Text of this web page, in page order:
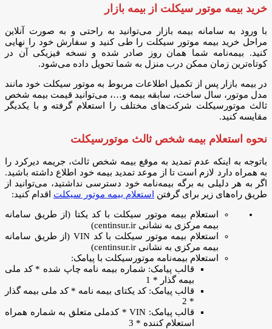
خرید بیمه موتور سیکلت از بیمه بازار
با ورود به سامانه بیمه بازار می‌توانید به راحتی و به صورت آنلاین
مراحل خرید بیمه موتور سیکلت را طی کنید و سفارش خود را نهایی
کنید. بیمه‌نامه شما همان روز صادر شده و نسخه فیزیکی آن در
کوتاه‌ترین زمان ممکن درب منزل به شما تحویل داده می‌شود.
در بیمه بازار پس از تکمیل اطلاعات مربوط به موتور سیکلت خود مانند
مدل موتور، سال ساخت، سابقه بیمه و…، می‌توانید قیمت بیمه شخص
ثالث موتورسیکلت شرکت‌های مختلف را استعلام گرفته و با یکدیگر
مقایسه کنید.
نحوه استعلام بیمه شخص ثالث موتورسیکلت
باتوجه به اینکه عدم تمدید به موقع بیمه شخص ثالث، جریمه دیرکرد را
به همراه دارد لازم است تا از موعد تمدید بیمه خود اطلاع داشته باشید.
اگر به هر دلیلی به برگه بیمه‌نامه خود دسترسی نداشتید، می‌توانید از
طریق راه‌های زیر برای گرفتن
استعلام بیمه موتور سیکلت اقدام کنید:
استعلام بیمه موتور سیکلت با کد یکتا (از طریق سامانه
بیمه مرکزی به نشانی centinsur.ir)
استعلام بیمه موتور سیکلت با کد VIN (از طریق سامانه
بیمه مرکزی به نشانی centinsur.ir)
استعلام بیمه‌نامه موتورسیکلت با پیامک:
قالب پیامک: شماره بیمه نامه چاپ شده * کد ملی
بیمه گذار * 1
قالب پیامک: کد یکتای بیمه نامه * کد ملی بیمه گذار
* 2
قالب پیامک: VIN * کدملی متعلق به شماره همراه
استعلام کننده * 3